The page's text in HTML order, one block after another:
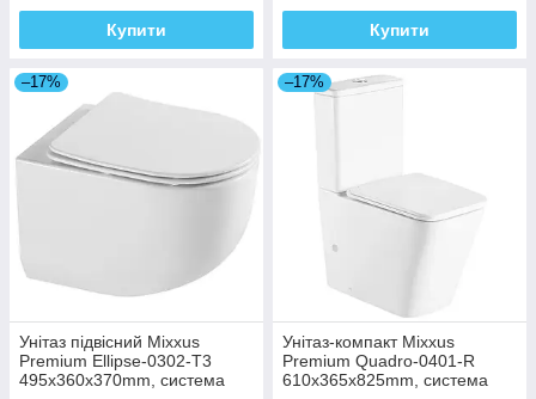
Купити Купити
–17%
Унітаз підвісний Mixxus
Premium Ellipse-0302-T3
495x360x370mm, система
–17%
Унітаз-компакт Mixxus
Premium Quadro-0401-R
610x365x825mm, система